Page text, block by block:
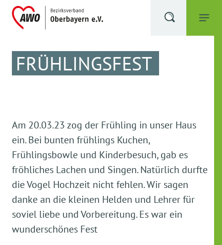
FRÜHLINGSFEST
Am 20.03.23 zog der Frühling in unser Haus
ein. Bei bunten frühlings Kuchen,
Frühlingsbowle und Kinderbesuch, gab es
fröhliches Lachen und Singen. Natürlich durfte
die Vogel Hochzeit nicht fehlen. Wir sagen
danke an die kleinen Helden und Lehrer für
soviel liebe und Vorbereitung. Es war ein
wunderschönes Fest